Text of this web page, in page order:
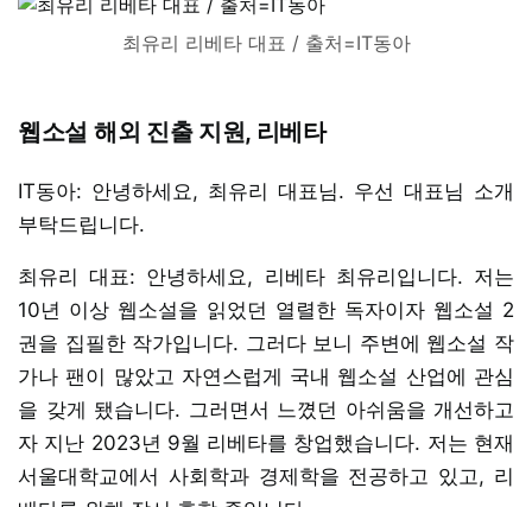
최유리 리베타 대표 / 출처=IT동아
웹소설 해외 진출 지원, 리베타
IT동아: 안녕하세요, 최유리 대표님. 우선 대표님 소개
부탁드립니다.
최유리 대표: 안녕하세요, 리베타 최유리입니다. 저는
10년 이상 웹소설을 읽었던 열렬한 독자이자 웹소설 2
권을 집필한 작가입니다. 그러다 보니 주변에 웹소설 작
가나 팬이 많았고 자연스럽게 국내 웹소설 산업에 관심
을 갖게 됐습니다. 그러면서 느꼈던 아쉬움을 개선하고
자 지난 2023년 9월 리베타를 창업했습니다. 저는 현재
서울대학교에서 사회학과 경제학을 전공하고 있고, 리